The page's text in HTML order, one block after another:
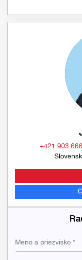
+421 903